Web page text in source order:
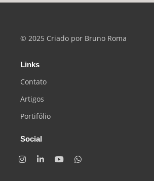
© 2025 Criado por Bruno Roma
Links
Contato
Artigos
Portifólio
Social